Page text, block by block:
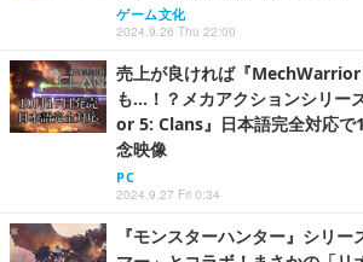
ゲーム文化
2024.9.26 Thu 22:00
売上が良ければ『MechWarrior
も…！？メカアクションシリー
or 5: Clans』日本語完全対応で
念映像
PC
2024.9.27 Fri 0:34
『モンスターハンター』シリ